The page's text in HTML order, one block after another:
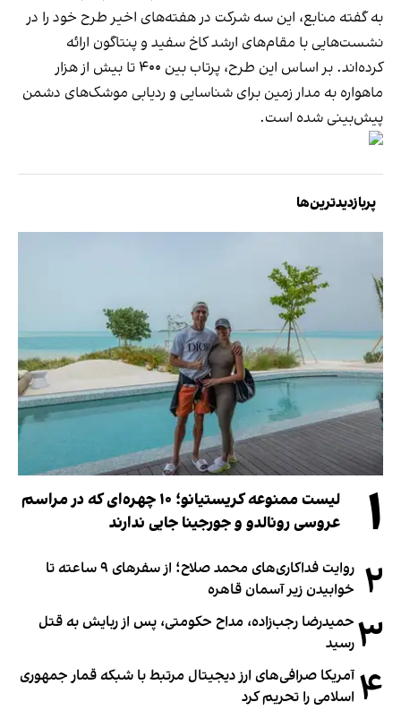
به گفته منابع، این سه شرکت در هفته‌های اخیر طرح خود را در
نشست‌هایی با مقام‌های ارشد کاخ سفید و پنتاگون ارائه
کرده‌اند. بر اساس این طرح، پرتاب بین ۴۰۰ تا بیش از هزار
ماهواره به مدار زمین برای شناسایی و ردیابی موشک‌های دشمن
پیش‌بینی شده است.
پربازدیدترین‌ها
۱
لیست ممنوعه کریستیانو؛ ۱۰ چهره‌ای که در مراسم
عروسی رونالدو و جورجینا جایی ندارند
۲
روایت فداکاری‌های محمد صلاح؛ از سفرهای ۹ ساعته تا
خوابیدن زیر آسمان قاهره
۳ حمیدرضا رجب‌زاده، مداح حکومتی، پس از ربایش به قتل
رسید
۴ آمریکا صرافی‌های ارز دیجیتال مرتبط با شبکه قمار جمهوری
اسلامی را تحریم کرد